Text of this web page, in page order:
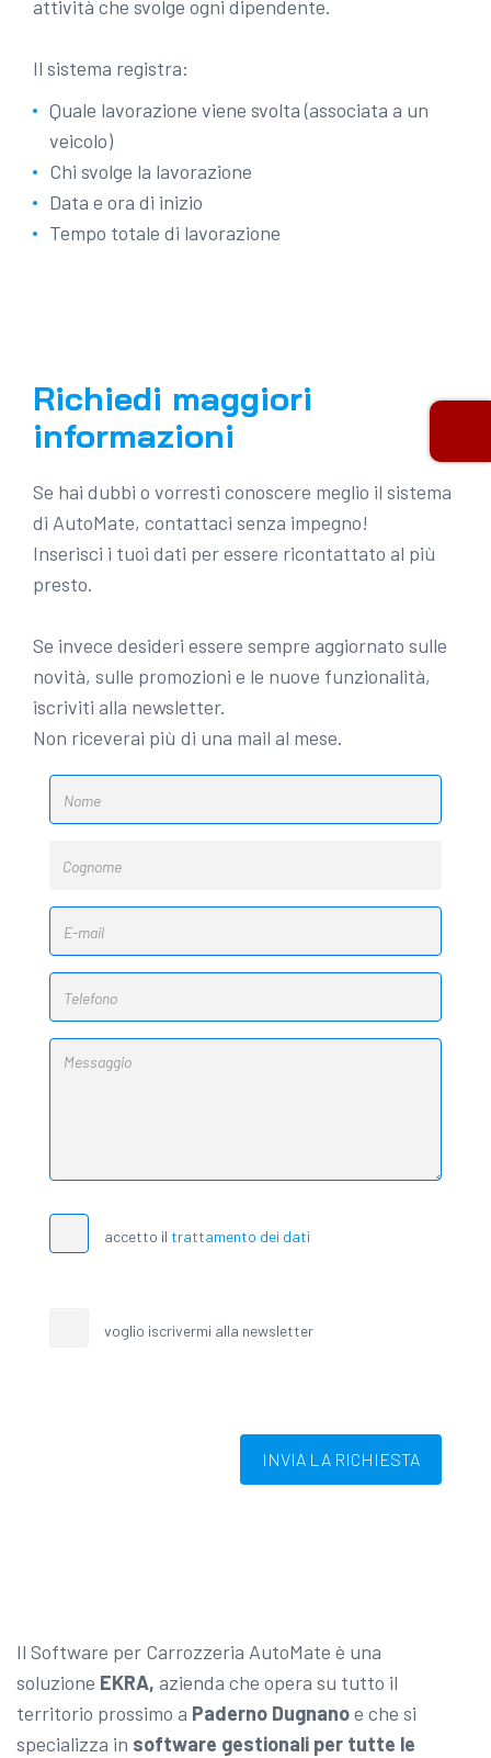
attività che svolge ogni dipendente.
Il sistema registra:
Quale lavorazione viene svolta (associata a un
veicolo)
Chi svolge la lavorazione
Data e ora di inizio
Tempo totale di lavorazione
Richiedi maggiori
informazioni
Se hai dubbi o vorresti conoscere meglio il sistema
di AutoMate, contattaci senza impegno!
Inserisci i tuoi dati per essere ricontattato al più
presto.
Se invece desideri essere sempre aggiornato sulle
novità, sulle promozioni e le nuove funzionalità,
iscriviti alla newsletter.
Non riceverai più di una mail al mese.
accetto il trattamento dei dati
voglio iscrivermi alla newsletter
INVIA LA RICHIESTA
Il Software per Carrozzeria AutoMate è una
soluzione EKRA, azienda che opera su tutto il
territorio prossimo a Paderno Dugnanoe che si
specializza in software gestionali per tutte le